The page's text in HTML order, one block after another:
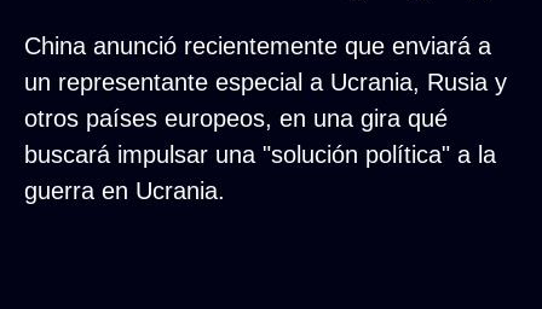
China anunció recientemente que enviará a
un representante especial a Ucrania, Rusia y
otros países europeos, en una gira qué
buscará impulsar una "solución política" a la
guerra en Ucrania.